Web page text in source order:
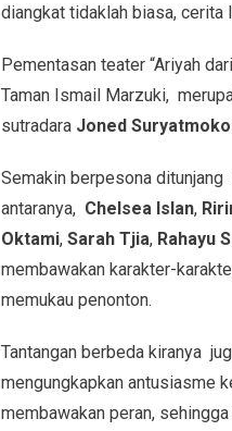
diangkat tidaklah biasa, cerita
Pementasan teater “Ariyah
Taman Ismail Marzuki,
sutradara Joned Suryatmoko
Semakin berpesona ditunjang
antaranya, Chelsea Islan,
Oktami, Sarah Tjia, Rahayu
membawakan karakter-
memukau penonton.
Tantangan berbeda kiranya
mengungkapkan antusiasme
membawakan peran,